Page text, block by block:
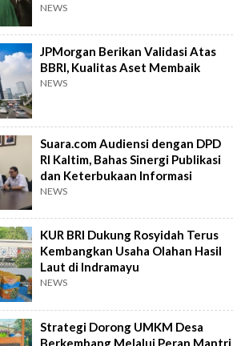
NEWS
JPMorgan Berikan Validasi Atas
BBRI, Kualitas Aset Membaik
NEWS
Suara.com Audiensi dengan DPD
RI Kaltim, Bahas Sinergi Publikasi
dan Keterbukaan Informasi
NEWS
KUR BRI Dukung Rosyidah Terus
Kembangkan Usaha Olahan Hasil
Laut di Indramayu
NEWS
Strategi Dorong UMKM Desa
Berkembang Melalui Peran Mantri